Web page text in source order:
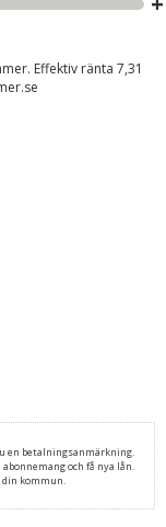
Effektiv ränta 7,31
en betalningsanmärkning.
och få nya lån.
din kommun.